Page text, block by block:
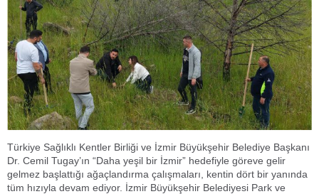
Türkiye Sağlıklı Kentler Birliği ve İzmir Büyükşehir Belediye Başkanı
Dr. Cemil Tugay’ın “Daha yeşil bir İzmir” hedefiyle göreve gelir
gelmez başlattığı ağaçlandırma çalışmaları, kentin dört bir yanında
tüm hızıyla devam ediyor. İzmir Büyükşehir Belediyesi Park ve